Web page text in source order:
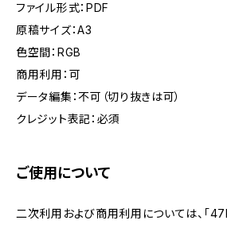
ファイル形式：PDF
原稿サイズ：A3
色空間：RGB
商用利用：可
データ編集：不可（切り抜きは可）
クレジット表記：必須
ご使用について
二次利用および商用利用については、「